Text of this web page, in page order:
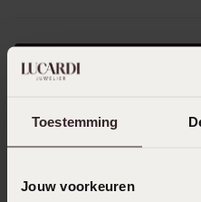
Toestemming
Jouw voorkeuren
Ook leuk voor